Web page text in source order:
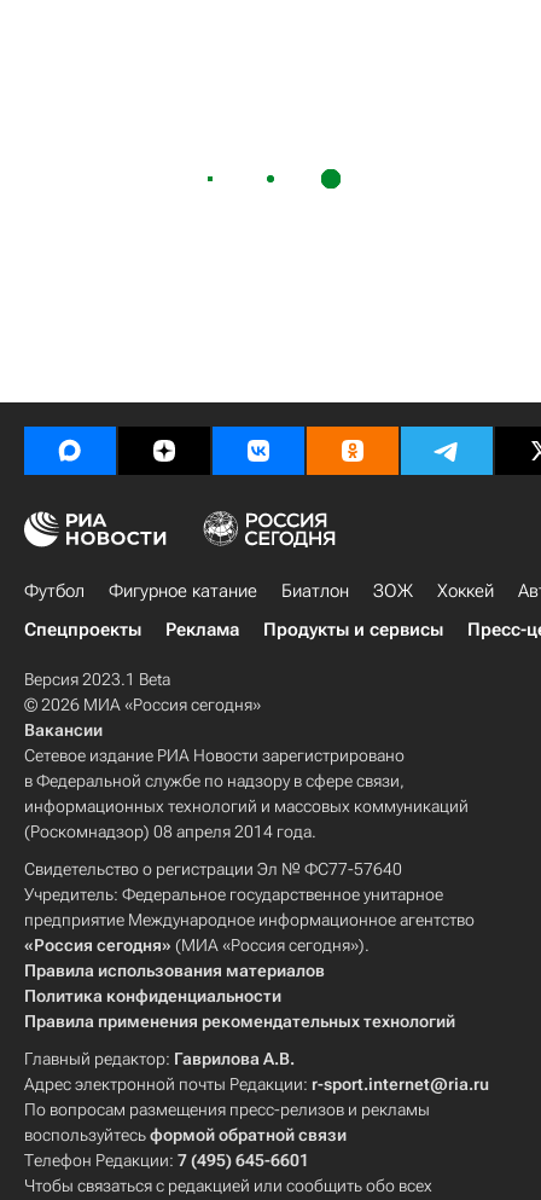
Футбол Фигурное катание Биатлон ЗОЖ Хоккей
Спецпроекты
Реклама Продукты и сервисы Пресс-
Версия 2023.1 Beta
© 2026 МИА «Россия сегодня»
Вакансии
Сетевое издание РИА Новости зарегистрировано
в Федеральной службе по надзору в сфере связи,
информационных технологий и массовых коммуникаций
(Роскомнадзор) 08 апреля 2014 года.
Свидетельство о регистрации Эл № ФС77-57640
Учредитель: Федеральное государственное унитарное
предприятие Международное информационное агентство
«Россия сегодня» (МИА «Россия сегодня»).
Правила использования материалов
Политика конфиденциальности
Правила применения рекомендательных технологий
Главный редактор: Гаврилова А.В.
Адрес электронной почты Редакции: r-sport.internet@ria.ru
По вопросам размещения пресс-релизов и рекламы
воспользуйтесьформой обратной связи
Телефон Редакции: 7 (495) 645-6601
Чтобы связаться с редакцией или сообщить обо всех